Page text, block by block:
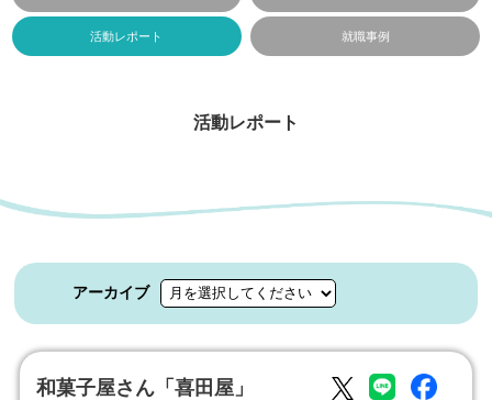
活動レポート 就職事例
活動レポート
アーカイブ
和菓子屋さん「喜田屋」